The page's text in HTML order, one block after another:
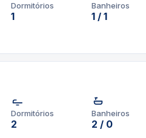
Dormitórios
1
Banheiros
1 / 1
Dormitórios
2
Banheiros
2 / 0